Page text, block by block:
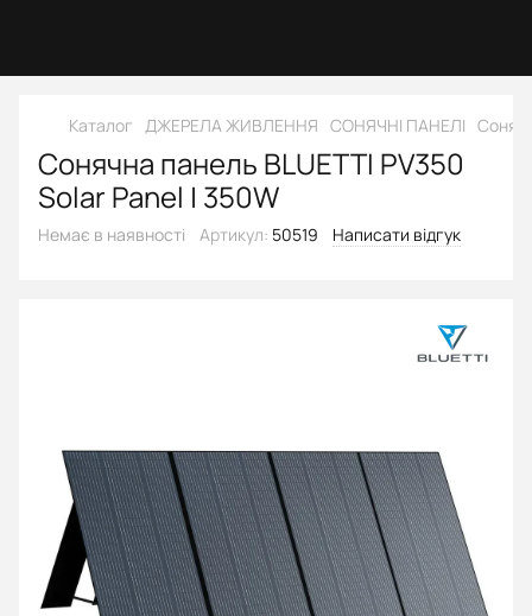
Каталог ДЖЕРЕЛА ЖИВЛЕННЯ СОНЯЧНІ ПАНЕЛІ
Сонячна панель BLUETTI PV350
Solar Panel | 350W
Немає в наявності Артикул: 50519 Написати відгук